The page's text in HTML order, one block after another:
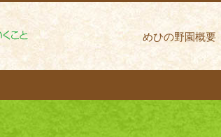
めひの野園 自分
めひの野園概要